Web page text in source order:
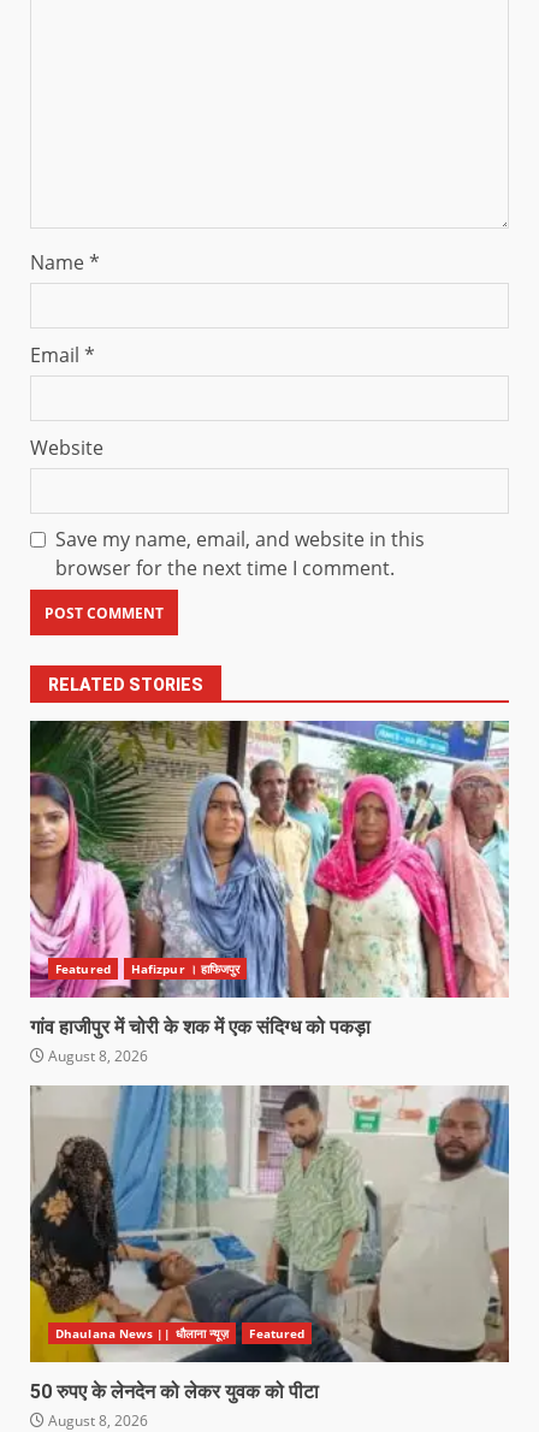
Name*
Email *
Website
Save my name, email, and website in this
browser for the next time I comment.
RELATED STORIES
Featured Hafizpur । हाफिजपुर
गांव हाजीपुर में चोरी के शक में एक संदिग्ध को पकड़ा
August 8, 2026
Dhaulana News || धौलाना न्यूज़ Featured
50 रुपए के लेनदेन को लेकर युवक को पीटा
August 8, 2026